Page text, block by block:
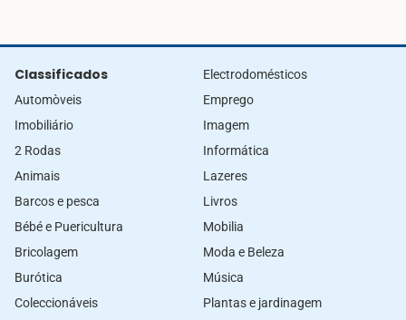
Classificados
Automòveis
Imobiliário
2 Rodas
Animais
Barcos e pesca
Bébé e Puericultura
Bricolagem
Burótica
Coleccionáveis
Electrodomésticos
Emprego
Imagem
Informática
Lazeres
Livros
Mobilia
Moda e Beleza
Música
Plantas e jardinagem